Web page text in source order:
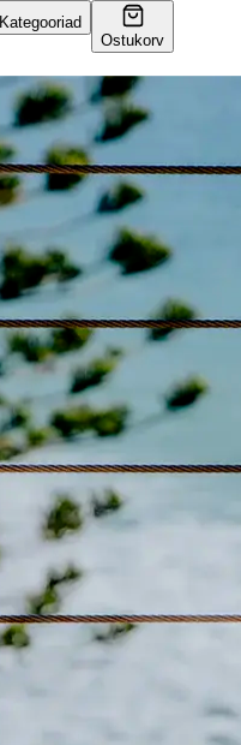
Kategooriad
Ostukorv